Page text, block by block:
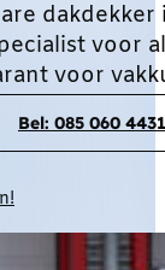
voor
voor
Bel: 085 060 4431